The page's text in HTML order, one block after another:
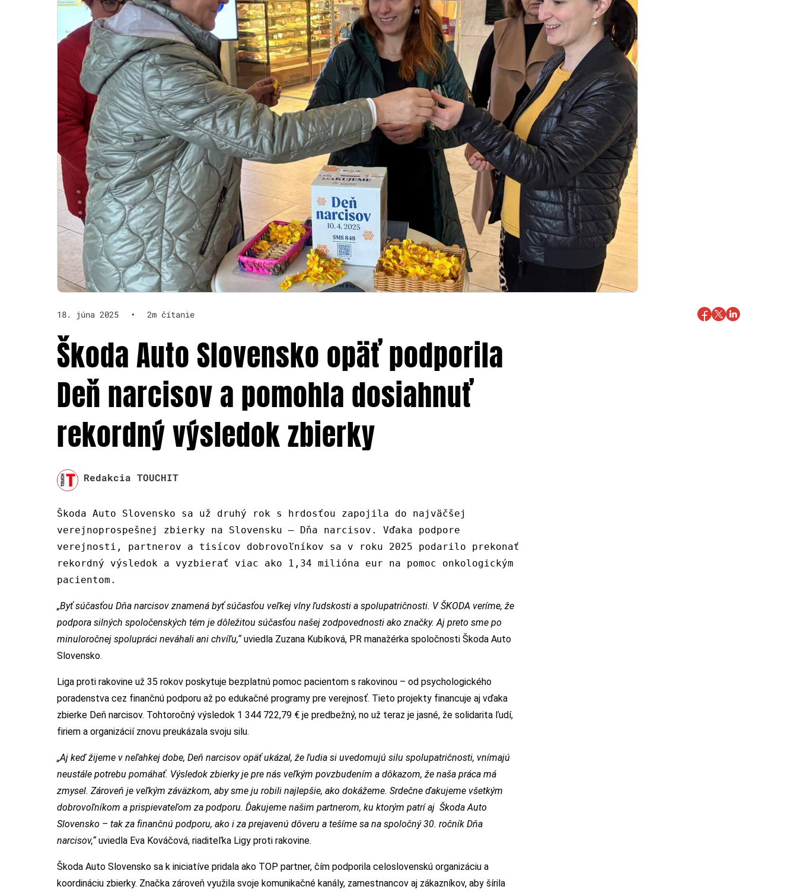
18. júna 2025 • 2m čítanie
Škoda Auto Slovensko opäť podporila
Deň narcisov a pomohla dosiahnuť
rekordný výsledok zbierky
Redakcia TOUCHIT
Škoda Auto Slovensko sa už druhý rok s hrdosťou zapojila do najväčšej
verejnoprospešnej zbierky na Slovensku – Dňa narcisov. Vďaka podpore
verejnosti, partnerov a tisícov dobrovoľníkov sa v roku 2025 podarilo prekonať
rekordný výsledok a vyzbierať viac ako 1,34 milióna eur na pomoc onkologickým
pacientom.
„Byť súčasťou Dňa narcisov znamená byť súčasťou veľkej vlny ľudskosti a spolupatričnosti. V ŠKODA veríme, že
podpora silných spoločenských tém je dôležitou súčasťou našej zodpovednosti ako značky. Aj preto sme po
minuloročnej spolupráci neváhali ani chvíľu,“uviedla Zuzana Kubíková, PR manažérka spoločnosti Škoda Auto
Slovensko.
Liga proti rakovine už 35 rokov poskytuje bezplatnú pomoc pacientom s rakovinou – od psychologického
poradenstva cez finančnú podporu až po edukačné programy pre verejnosť. Tieto projekty financuje aj vďaka
zbierke Deň narcisov. Tohtoročný výsledok 1 344 722,79 € je predbežný, no už teraz je jasné, že solidarita ľudí,
firiem a organizácií znovu preukázala svoju silu.
„Aj keď žijeme v neľahkej dobe, Deň narcisov opäť ukázal, že ľudia si uvedomujú silu spolupatričnosti, vnímajú
neustále potrebu pomáhať. Výsledok zbierky je pre nás veľkým povzbudením a dôkazom, že naša práca má
zmysel. Zároveň je veľkým záväzkom, aby sme ju robili najlepšie, ako dokážeme. Srdečne ďakujeme všetkým
dobrovoľníkom a prispievateľom za podporu. Ďakujeme našim partnerom, ku ktorým patrí aj Škoda Auto
Slovensko – tak za finančnú podporu, ako i za prejavenú dôveru a tešíme sa na spoločný 30. ročník Dňa
narcisov,“uviedla Eva Kováčová, riaditeľka Ligy proti rakovine.
Škoda Auto Slovensko sa k iniciatíve pridala ako TOP partner, čím podporila celoslovenskú organizáciu a
koordináciu zbierky. Značka zároveň využila svoje komunikačné kanály, zamestnancov aj zákazníkov, aby šírila